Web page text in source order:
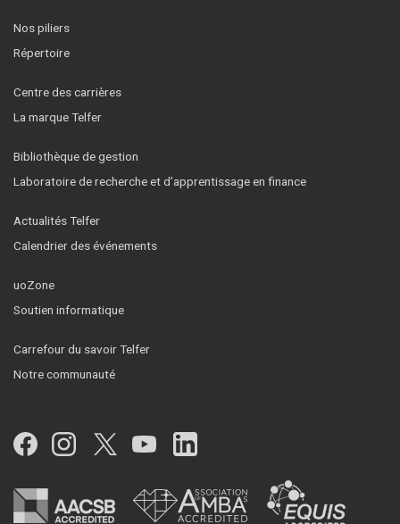
Nos piliers
Répertoire
Centre des carrières
La marque Telfer
Bibliothèque de gestion
Laboratoire de recherche et d’apprentissage en finance
Actualités Telfer
Calendrier des événements
uoZone
Soutien informatique
Carrefour du savoir Telfer
Notre communauté
Facebook
Instagram
Twitter
YouTubeLinkedIn